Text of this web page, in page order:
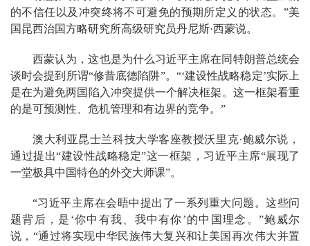
的不信任以及冲突终将不可避免的预期所定义的状态。”美
国昆西治国方略研究所高级研究员丹尼斯·西蒙说。
西蒙认为，这也是为什么习近平主席在同特朗普总统会
谈时会提到所谓“修昔底德陷阱”。“‘建设性战略稳定’实际上
是在为避免两国陷入冲突提供一个解决框架。这一框架看重
的是可预测性、危机管理和有边界的竞争。”
澳大利亚昆士兰科技大学客座教授沃里克·鲍威尔说，
通过提出“建设性战略稳定”这一框架，习近平主席“展现了
一堂极具中国特色的外交大师课”。
“习近平主席在会晤中提出了一系列重大问题。这些问
题背后，是‘你中有我、我中有你’的中国理念。”鲍威尔
说，“通过将实现中华民族伟大复兴和让美国再次伟大并置